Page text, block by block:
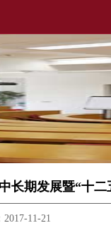
长期发展暨“十二
11-21